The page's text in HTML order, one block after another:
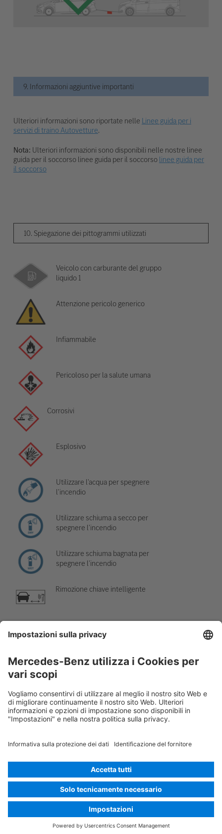
9. Informazioni aggiuntive importanti
Ulteriori informazioni sono riportate nelle Linee guida per i
servizi di traino Autovetture.
Nota: Ulteriori informazioni sono disponibili nelle nostre linee
guida per il soccorso linee guida per il soccorsolinee guida per
il soccorso
10. Spiegazione dei pittogrammi utilizzati
Veicolo con carburante del gruppo
liquido 1
Attenzione pericolo generico
Infiammabile
Pericoloso per la salute umana
Corrosivi
Esplosivo
Utilizzare l'acqua per spegnere
l'incendio
Utilizzare schiuma a secco per
spegnere l'incendio
Utilizzare schiuma bagnata per
spegnere l'incendio
Rimozione chiave intelligente
Attenzione; bassa temperatura
Rescue Card Van Versione 07/2026 01.1 ID-Nr.: 447.31X
Seleziona la lingua
© 2026Mercedes-Benz AG
Identificativo fornitore
Impostazioni dei cookie
Protezione dei dati
Note legali